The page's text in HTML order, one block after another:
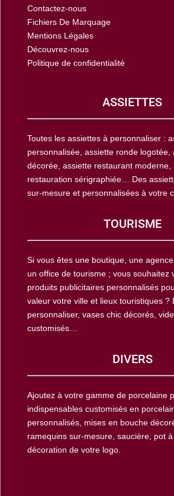
Contactez-nous
Fichiers De Marquage
Mentions Légales
Découvrez-nous
Politique de confidentialité
ASSIETTES
Toutes les assiettes à personnaliser :
personnalisée, assiette ronde logotée,
décorée, assiette restaurant moderne,
restauration sérigraphiée… Des
sur-mesure et personnalisées à votre
TOURISME
Si vous êtes une boutique, une
un office de tourisme ; vous souhaitez
produits publicitaires personnalisés
valeur votre ville et lieux touristiques ?
personnaliser, vases chic décorés,
customisés…
DIVERS
Ajoutez à votre gamme de porcelaine
indispensables customisés en
personnalisés, mises en bouche
ramequins sur-mesure, saucière, pot
décoration de votre logo.